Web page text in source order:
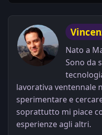
Nato a
Sono da
lavorativa ventennale
sperimentare e
soprattutto mi piace
esperienze agli altri.